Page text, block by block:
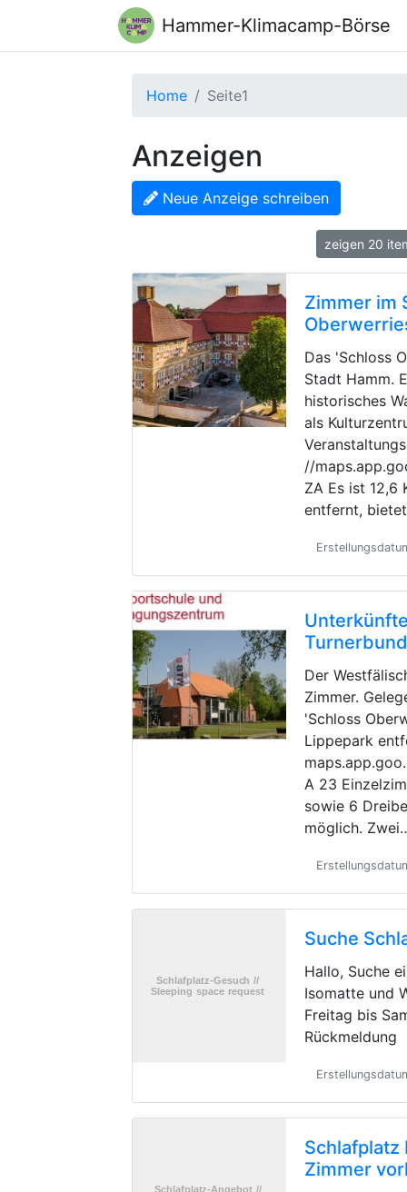
Hammer-Klimacamp-Börse
Home Seite1
Anzeigen
Neue Anzeige schreiben
zeigen 20
Zimmer im
Das 'Schloss
Stadt Hamm.
historisches
als
//
ZA Es ist 12,6
entfernt,
Der
Zimmer.
'Schloss
Lippepark
A 23
sowie 6
möglich.
Suche
Hallo, Suche
Isomatte und
Freitag bis
Rückmeldung
Schlafplatz
Zimmer